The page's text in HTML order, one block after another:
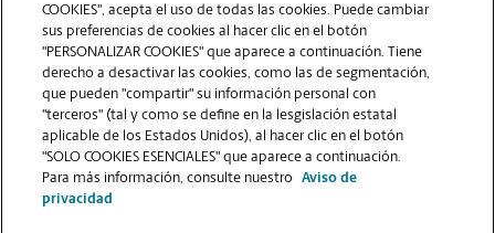
VER LA PÁGINA DE LA TIENDA
COOKIES", acepta el uso de todas las cookies. Puede cambiar
sus preferencias de cookies al hacer clic en el botón
"PERSONALIZAR COOKIES" que aparece a continuación. Tiene
derecho a desactivar las cookies, como las de segmentación,
que pueden "compartir" su información personal con
"terceros" (tal y como se define en la lesgislación estatal
aplicable de los Estados Unidos), al hacer clic en el botón
"SOLO COOKIES ESENCIALES" que aparece a continuación.
Para más información, consulte nuestro
Aviso de
privacidad